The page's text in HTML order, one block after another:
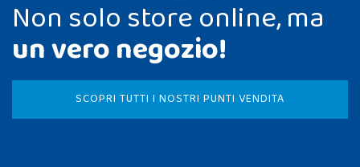
Non solo store online, ma
un vero negozio!
SCOPRI TUTTI I NOSTRI PUNTI VENDITA